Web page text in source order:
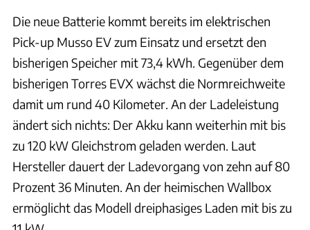
Die neue Batterie kommt bereits im elektrischen
Pick-up Musso EV zum Einsatz und ersetzt den
bisherigen Speicher mit 73,4 kWh. Gegenüber dem
bisherigen Torres EVX wächst die Normreichweite
damit um rund 40 Kilometer. An der Ladeleistung
ändert sich nichts: Der Akku kann weiterhin mit bis
zu 120 kW Gleichstrom geladen werden. Laut
Hersteller dauert der Ladevorgang von zehn auf 80
Prozent 36 Minuten. An der heimischen Wallbox
ermöglicht das Modell dreiphasiges Laden mit bis zu